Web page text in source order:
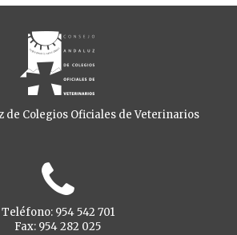
de Colegios Oficiales de Veterinarios
Teléfono: 954 542 701
Fax: 954 282 025